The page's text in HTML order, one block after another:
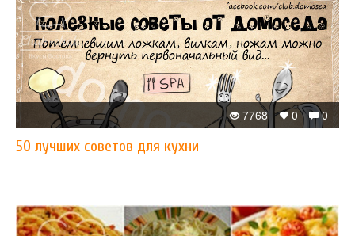
0
0
7768
50 лучших советов для кухни